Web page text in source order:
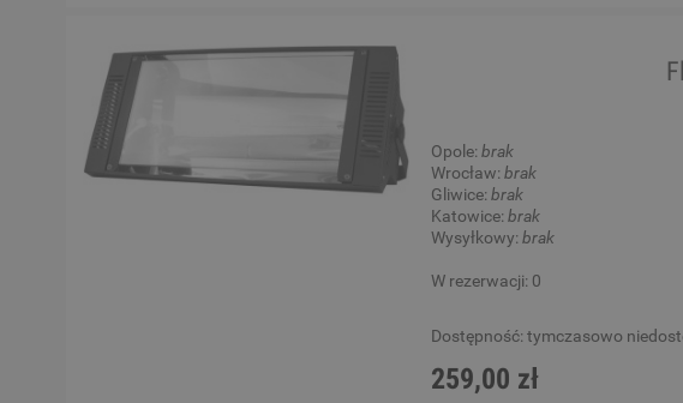
Opole:brak
Wrocław:brak
Gliwice:brak
Katowice:brak
Wysyłkowy:brak
W rezerwacji: 0
Dostępność: tymczasowo
259,00 zł